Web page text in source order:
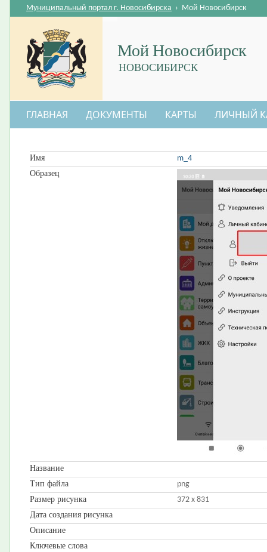
Мой Новосибирск
НОВОСИБИРСК
Муниципальный портал г. Новосибирска › Мой Новосибирск
ГЛАВНАЯ ДОКУМЕНТЫ КАРТЫ ЛИЧНЫЙ
Имя
m_4
Образец
Название
Тип файла
png
Размер рисунка
372 x 831
Дата создания рисунка
Описание
Ключевые слова